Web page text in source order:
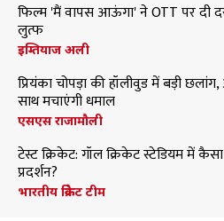
फिल्म 'मैं वापस आऊंगा' ने OTT पर दी
लुत्फ
इम्तियाज अली
प्रियंका चोपड़ा की हॉलीवुड में बड़ी
साथ मचाएंगी धमाल
एसएस राजामौली
टेस्ट क्रिकेट: गॉल क्रिकेट स्टेडियम में
प्रदर्शन?
भारतीय क्रिकेट टीम